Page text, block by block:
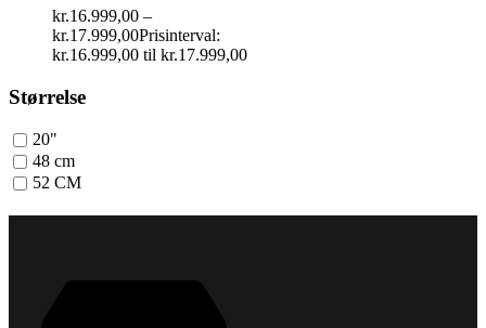
kr.16.999,00 –
kr.17.999,00Prisinterval:
kr.16.999,00 til kr.17.999,00
Størrelse
20"
48 cm
52 CM